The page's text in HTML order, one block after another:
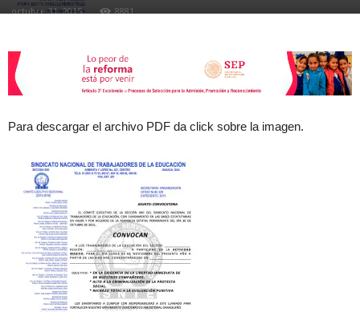
XXII
octubre 31, 2015 8881
Para descargar el archivo PDF da click sobre la imagen.